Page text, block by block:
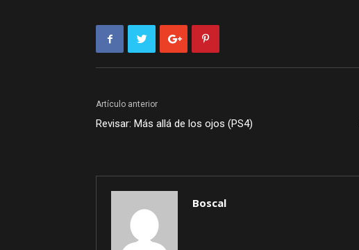
Artículo anterior
Revisar: Más allá de los ojos (PS4)
Boscal